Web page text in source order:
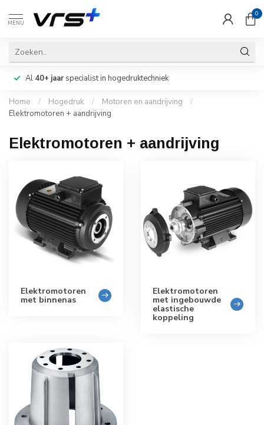
MENU
0
Al 40+ jaarspecialist in hogedruktechniek
Home / Hogedruk / Motoren en aandrijving
/
Elektromotoren + aandrijving
Elektromotoren + aandrijving
Elektromotoren
met binnenas
Elektromotoren
met ingebouwde
elastische
koppeling